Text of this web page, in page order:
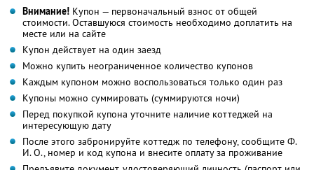
Внимание! Купон — первоначальный взнос от общей
стоимости. Оставшуюся стоимость необходимо доплатить на
месте или на сайте
Купон действует на один заезд
Можно купить неограниченное количество купонов
Каждым купоном можно воспользоваться только один раз
Купоны можно суммировать (суммируются ночи)
Перед покупкой купона уточните наличие коттеджей на
интересующую дату
После этого забронируйте коттедж по телефону, сообщите Ф.
И. О., номер и код купона и внесите оплату за проживание